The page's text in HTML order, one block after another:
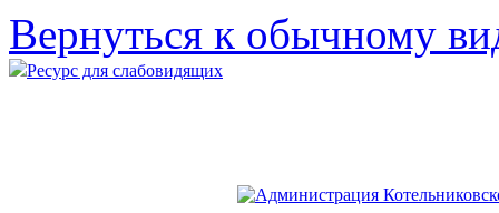
Вернуться к обычному
Ресурс для слабовидящих